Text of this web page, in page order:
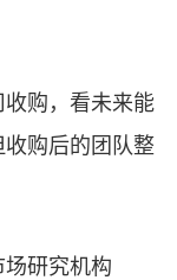
购，看未来能
购后的团队整
研究机构